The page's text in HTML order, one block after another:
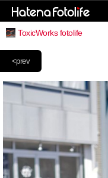
ToxicWorks fotolife
<prev